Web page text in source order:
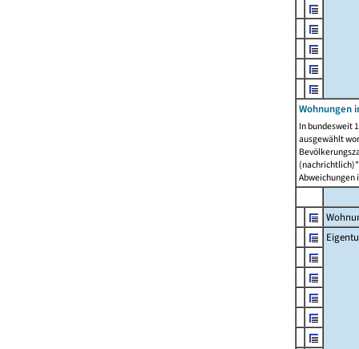
Wohnungen
In bundesweit
ausgewählt
Abweichungen